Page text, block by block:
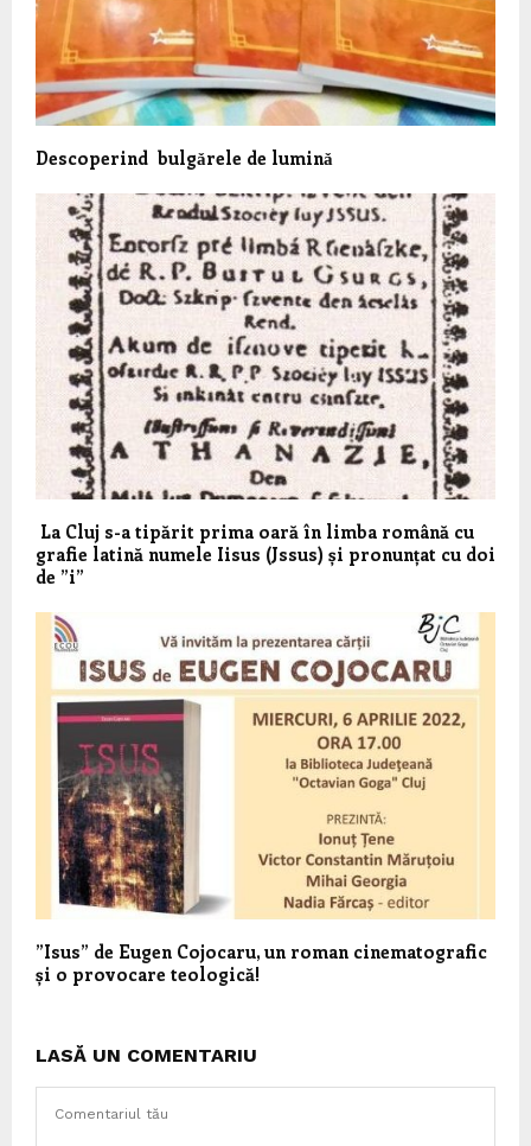
Descoperind bulgǎrele de luminǎ
La Cluj s-a tipărit prima oară în limba română cu
grafie latină numele Iisus (Jssus) și pronunțat cu doi
de ”i”
”Isus” de Eugen Cojocaru, un roman cinematografic
și o provocare teologică!
LASĂ UN COMENTARIU